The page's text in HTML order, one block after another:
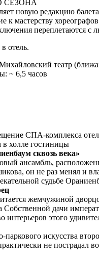
СЕЗОНА
новую редакцию
к мастерству
переплетаются с
отель.
театр
~ 6,5 часов
СПА-комплекса
в холле гостиницы
сквозь века»
ансамбль,
он не раз менял и
судьбе
жемчужиной
Собственной дачи
этого
паркового искусства
не пострадал